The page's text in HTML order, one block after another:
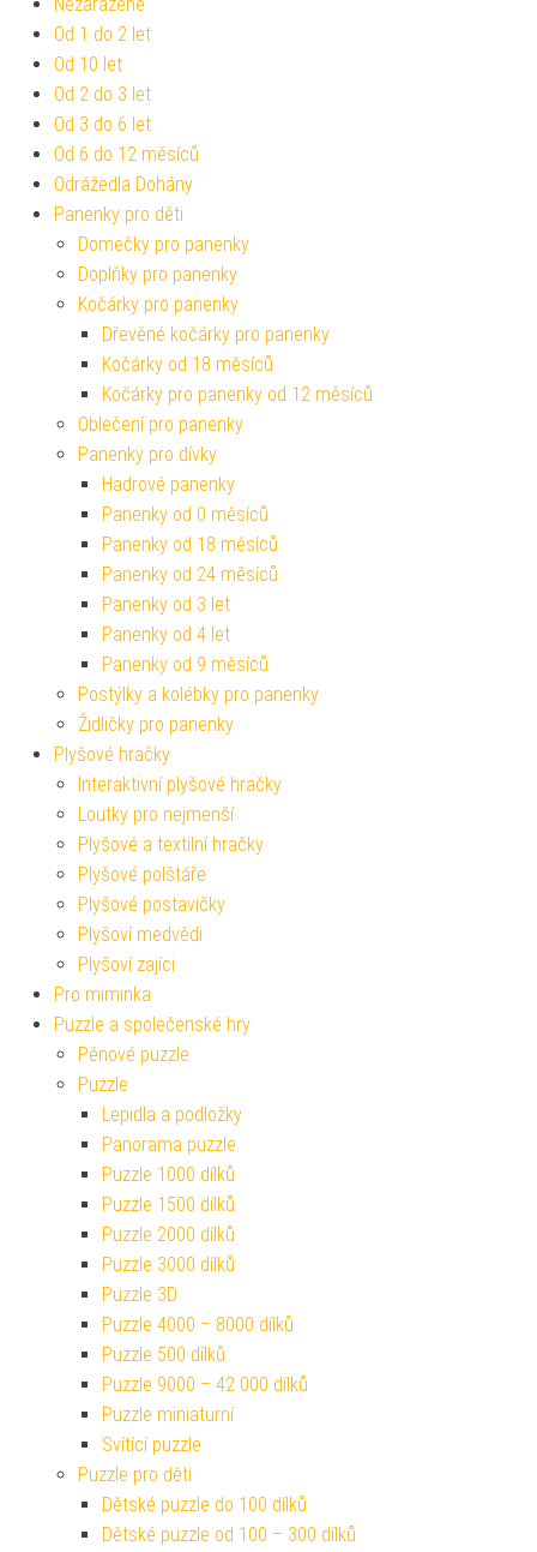
Od 1 do 2 let
Od 10 let
Od 2 do 3 let
Od 3 do 6 let
Od 6 do 12 měsíců
Odrážedla Dohány
Panenky pro děti
Domečky pro panenky
Doplňky pro panenky
Kočárky pro panenky
Dřevěné kočárky pro panenky
Kočárky od 18 měsíců
Kočárky pro panenky od 12 měsíců
Oblečení pro panenky
Panenky pro dívky
Hadrové panenky
Panenky od 0 měsíců
Panenky od 18 měsíců
Panenky od 24 měsíců
Panenky od 3 let
Panenky od 4 let
Panenky od 9 měsíců
Postýlky a kolébky pro panenky
Židličky pro panenky
Plyšové hračky
Interaktivní plyšové hračky
Loutky pro nejmenší
Plyšové a textilní hračky
Plyšové polštáře
Plyšové postavičky
Plyšoví medvědi
Plyšoví zajíci
Pro miminka
Puzzle a společenské hry
Pěnové puzzle
Puzzle
Lepidla a podložky
Panorama puzzle
Puzzle 1000 dílků
Puzzle 1500 dílků
Puzzle 2000 dílků
Puzzle 3000 dílků
Puzzle 3D
Puzzle 4000 – 8000 dílků
Puzzle 500 dílků
Puzzle 9000 – 42 000 dílků
Puzzle miniaturní
Svítící puzzle
Puzzle pro děti
Dětské puzzle do 100 dílků
Dětské puzzle od 100 – 300 dílků